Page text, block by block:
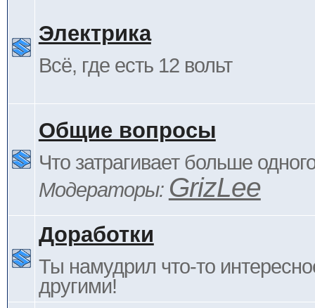
Электрика
Всё, где есть 12 вольт
Общие вопросы
Что затрагивает больше
Модераторы: GrizLee
Доработки
Ты намудрил что-то
другими!